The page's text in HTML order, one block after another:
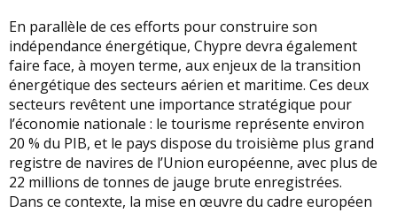
En parallèle de ces efforts pour construire son
indépendance énergétique, Chypre devra également
faire face, à moyen terme, aux enjeux de la transition
énergétique des secteurs aérien et maritime. Ces deux
secteurs revêtent une importance stratégique pour
l’économie nationale : le tourisme représente environ
20 % du PIB, et le pays dispose du troisième plus grand
registre de navires de l’Union européenne, avec plus de
22 millions de tonnes de jauge brute enregistrées.
Dans ce contexte, la mise en œuvre du cadre européen